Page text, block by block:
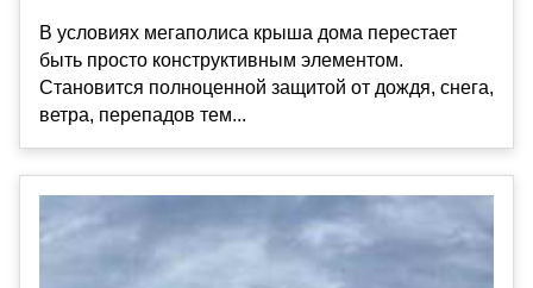
В условиях мегаполиса крыша дома перестает
быть просто конструктивным элементом.
Становится полноценной защитой от дождя, снега,
ветра, перепадов тем...